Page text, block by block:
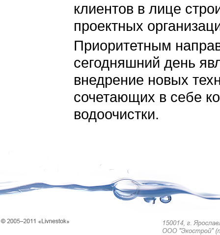
клиентов в лице
проектных
Приоритетным
сегодняшний день
внедрение новых
сочетающих в себе
водоочистки.